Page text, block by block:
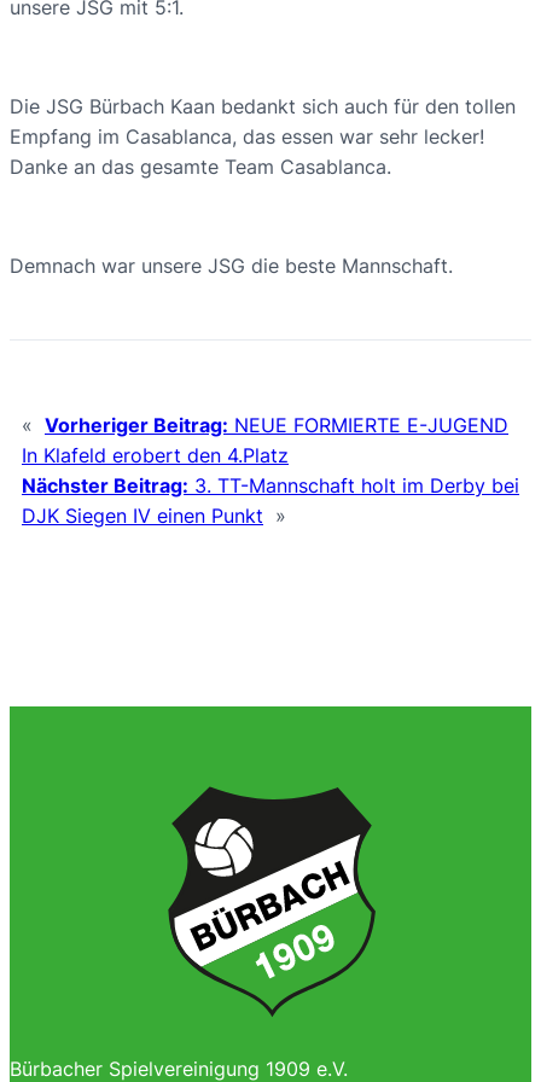
unsere JSG mit 5:1.
Die JSG Bürbach Kaan bedankt sich auch für den tollen
Empfang im Casablanca, das essen war sehr lecker!
Danke an das gesamte Team Casablanca.
Demnach war unsere JSG die beste Mannschaft.
« Vorheriger Beitrag: NEUE FORMIERTE E-JUGEND
In Klafeld erobert den 4.Platz
Nächster Beitrag: 3. TT-Mannschaft holt im Derby bei
DJK Siegen IV einen Punkt »
Bürbacher Spielvereinigung 1909 e.V.